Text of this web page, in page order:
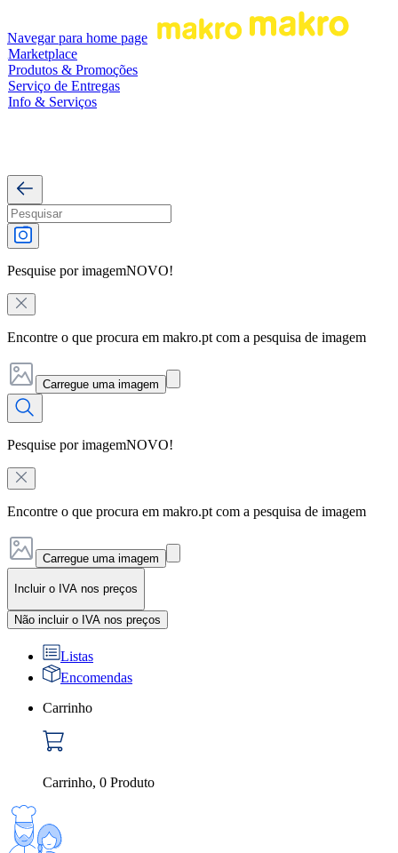
Navegar para home page
Marketplace
Produtos & Promoções
Serviço de Entregas
Info & Serviços
Pesquise por imagemNOVO!
Encontre o que procura em makro.pt com a pesquisa de imagem
Carregue uma imagem
Pesquise por imagemNOVO!
Encontre o que procura em makro.pt com a pesquisa de imagem
Carregue uma imagem
Incluir o IVA nos preços
Não incluir o IVA nos preços
Listas
Encomendas
Carrinho
Carrinho, 0 Produto